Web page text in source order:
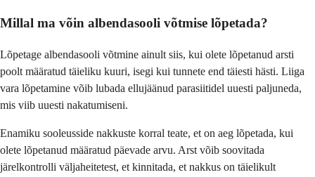
Millal ma võin albendasooli võtmise lõpetada?
Lõpetage albendasooli võtmine ainult siis, kui olete lõpetanud arsti
poolt määratud täieliku kuuri, isegi kui tunnete end täiesti hästi. Liiga
vara lõpetamine võib lubada ellujäänud parasiitidel uuesti paljuneda,
mis viib uuesti nakatumiseni.
Enamiku sooleusside nakkuste korral teate, et on aeg lõpetada, kui
olete lõpetanud määratud päevade arvu. Arst võib soovitada
järelkontrolli väljaheitetest, et kinnitada, et nakkus on täielikult